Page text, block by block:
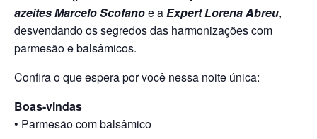
azeitesMarcelo Scofanoe aExpertLorena Abreu,
desvendando os segredos das harmonizações com
parmesão e balsâmicos.
Confira o que espera por você nessa noite única:
Boas-vindas
• Parmesão com balsâmico